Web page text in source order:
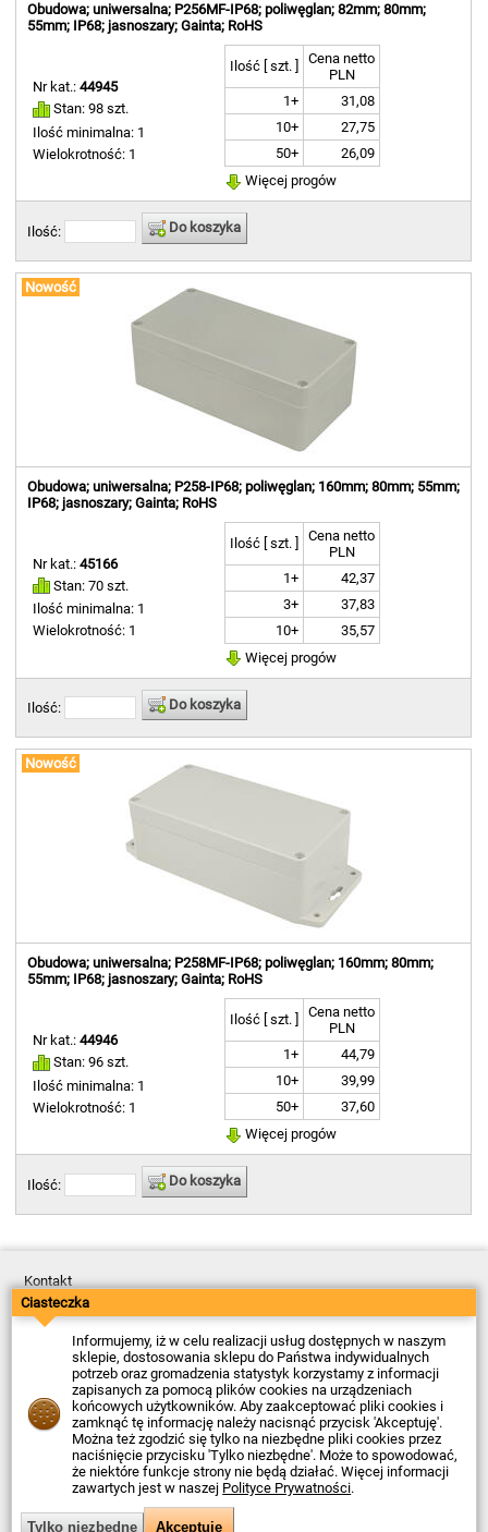
Obudowa; uniwersalna; P256MF-IP68; poliwęglan; 82mm; 80mm;
55mm; IP68; jasnoszary; Gainta; RoHS
Nr kat.:44945
Stan: 98 szt.
Ilość minimalna: 1
Wielokrotność: 1
Ilość [ szt. ]
Cena netto
PLN
1+
31,08
10+
27,75
50+
26,09
Więcej progów
Ilość: Do koszyka
Nowość
Obudowa; uniwersalna; P258-IP68; poliwęglan; 160mm; 80mm; 55mm;
IP68; jasnoszary; Gainta; RoHS
Nr kat.:45166
Stan: 70 szt.
Ilość minimalna: 1
Wielokrotność: 1
Ilość [ szt. ]
Cena netto
PLN
1+
42,37
3+
37,83
10+
35,57
Więcej progów
Ilość: Do koszyka
Nowość
Obudowa; uniwersalna; P258MF-IP68; poliwęglan; 160mm; 80mm;
55mm; IP68; jasnoszary; Gainta; RoHS
Nr kat.:44946
Stan: 96 szt.
Ilość minimalna: 1
Wielokrotność: 1
Ilość [ szt. ]
Cena netto
PLN
1+
44,79
10+
39,99
50+
37,60
Więcej progów
Ilość: Do koszyka
Kontakt
Dostawa
Płatność
Zwroty
Reklamacje
Regulamin
Polityka Prywatności
O Firmie
Data ostatniej aktualizacji: 2026-08-07
© Firma Piekarz Sp. z o.o. 2000-2026
Sklep elektroniczny Firma Piekarz Sp. z o.o.
ul. Wólczyńska 206
01-919 Warszawa
Ciasteczka
Informujemy, iż w celu realizacji usług dostępnych w naszym
sklepie, dostosowania sklepu do Państwa indywidualnych
potrzeb oraz gromadzenia statystyk korzystamy z informacji
zapisanych za pomocą plików cookies na urządzeniach
końcowych użytkowników. Aby zaakceptować pliki cookies i
zamknąć tę informację należy nacisnąć przycisk 'Akceptuję'.
Można też zgodzić się tylko na niezbędne pliki cookies przez
naciśnięcie przycisku 'Tylko niezbędne'. Może to spowodować,
że niektóre funkcje strony nie będą działać. Więcej informacji
zawartych jest w naszej Polityce Prywatności.